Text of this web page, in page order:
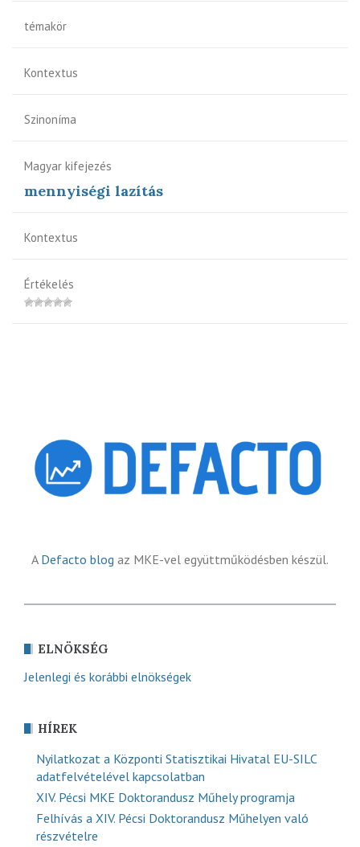
témakör
Kontextus
Szinoníma
Magyar kifejezés
mennyiségi lazítás
Kontextus
Értékelés
A Defacto blog az MKE-vel együttműködésben készül.
ELNÖKSÉG
Jelenlegi és korábbi elnökségek
HÍREK
Nyilatkozat a Központi Statisztikai Hivatal EU-SILC
adatfelvételével kapcsolatban
XIV. Pécsi MKE Doktorandusz Műhely programja
Felhívás a XIV. Pécsi Doktorandusz Műhelyen való
részvételre